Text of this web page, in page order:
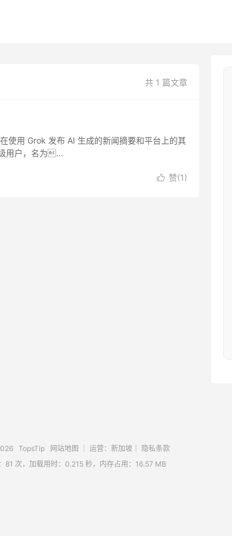
共 1 篇文章
使用 Grok 发布 AI 生成的新闻摘要和平台上的其
用户，名为...
 赞(1)
TopsTip 网站地图 ｜ 运营：新加坡｜
隐私条款
81 次，加载用时：0.215 秒，内存占用：16.57 MB